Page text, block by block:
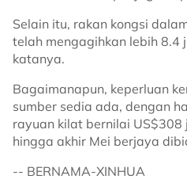
Selain itu, rakan kongsi
telah mengagihkan lebih 8.4
katanya.
Bagaimanapun, keperluan
sumber sedia ada, dengan
rayuan kilat bernilai
hingga akhir Mei berjaya
-- BERNAMA-XINHUA